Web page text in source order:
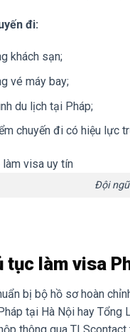
đi:
khách sạn;
vé máy bay;
du lịch tại Pháp;
chuyến đi có hiệu lực
Đội
tục làm visa
bị bộ hồ sơ hoàn
tại Hà Nội hay